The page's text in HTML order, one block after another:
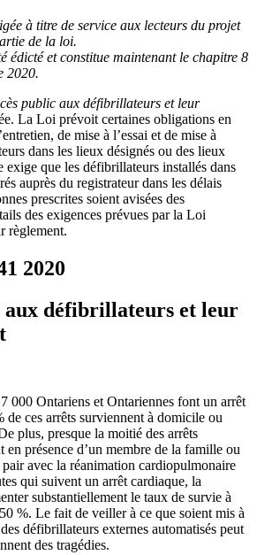
à titre de service aux lecteurs du projet
de la loi.
édicté et constitue maintenant le chapitre 8
2020.
public aux défibrillateurs et leur
La Loi prévoit certaines obligations en
de mise à l’essai et de mise à
dans les lieux désignés ou des lieux
exige que les défibrillateurs installés dans
auprès du registrateur dans les délais
prescrites soient avisées des
des exigences prévues par la Loi
règlement.
2020
aux défibrillateurs et leur
000 Ontariens et Ontariennes font un arrêt
de ces arrêts surviennent à domicile ou
plus, presque la moitié des arrêts
en présence d’un membre de la famille ou
avec la réanimation cardiopulmonaire
qui suivent un arrêt cardiaque, la
substantiellement le taux de survie à
%. Le fait de veiller à ce que soient mis à
défibrillateurs externes automatisés peut
des tragédies.